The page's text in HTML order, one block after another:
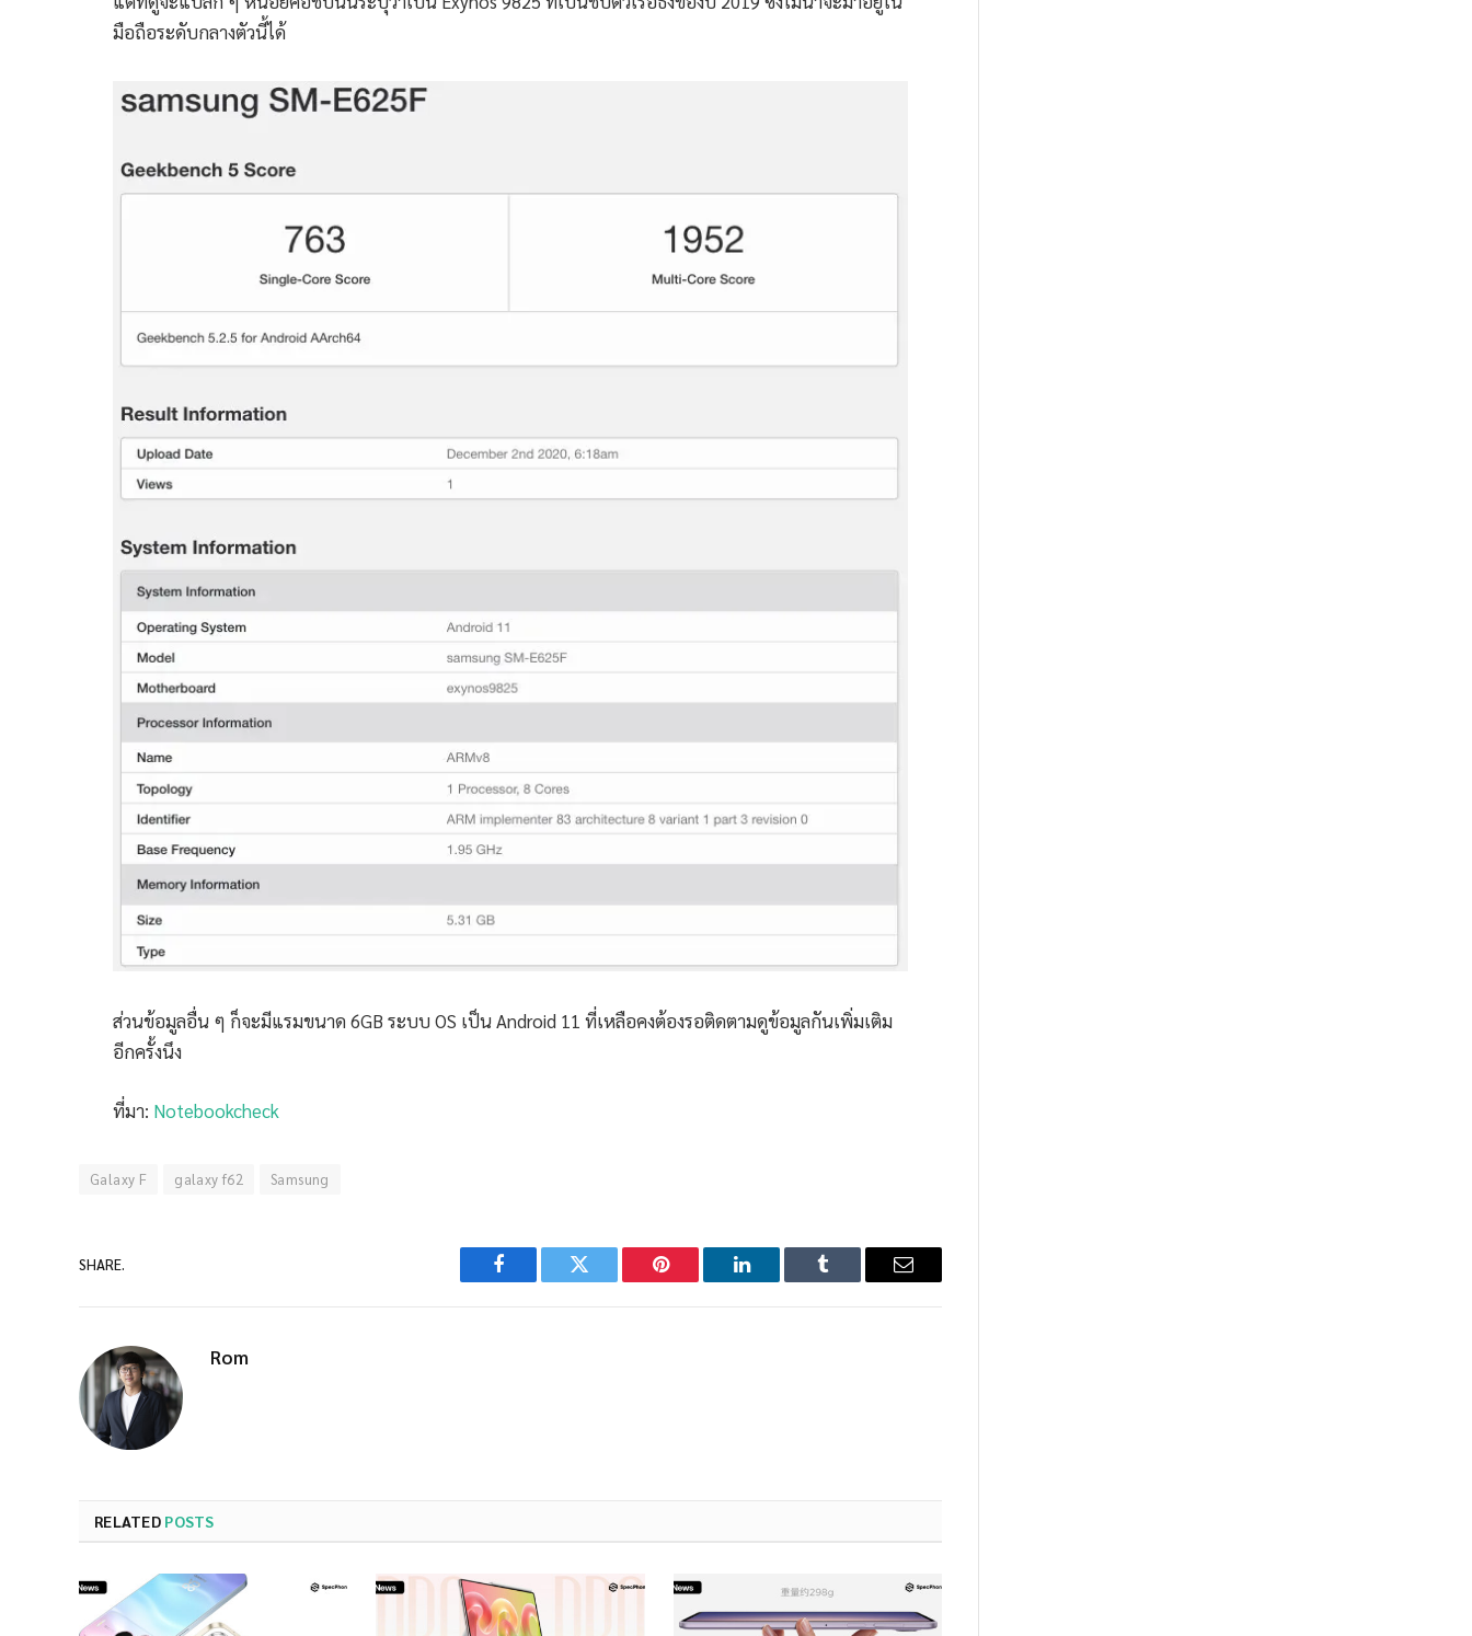
มือถือระดับกลางตัวนี้ได้
ส่วนข้อมูลอื่น ๆ ก็จะมีแรมขนาด 6GB ระบบ OS เป็น Android 11 ที่เหลือคงต้องรอติดตามดูข้อมูลกันเพิ่มเติม
อีกครั้งนึง
ที่มา: Notebookcheck
Galaxy F galaxy f62 Samsung
SHARE.
Facebook Twitter Pinterest LinkedIn Tumblr Email
Rom
RELATED POSTS